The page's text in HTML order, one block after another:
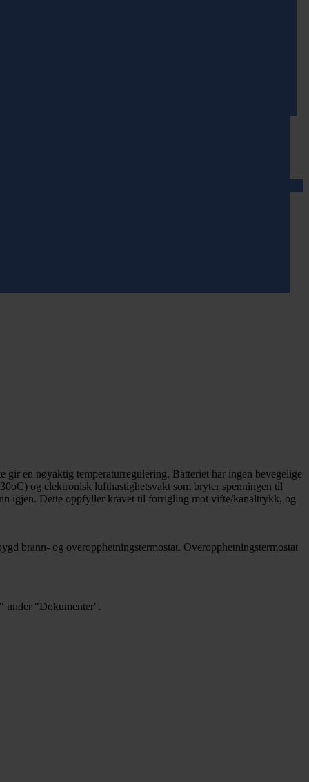
en nøyaktig temperaturregulering. Batteriet har ingen bevegelige
og elektronisk lufthastighetsvakt som bryter spenningen til
igjen. Dette oppfyller kravet til forrigling mot vifte/kanaltrykk, og
brann- og overopphetningstermostat. Overopphetningstermostat
under "Dokumenter".